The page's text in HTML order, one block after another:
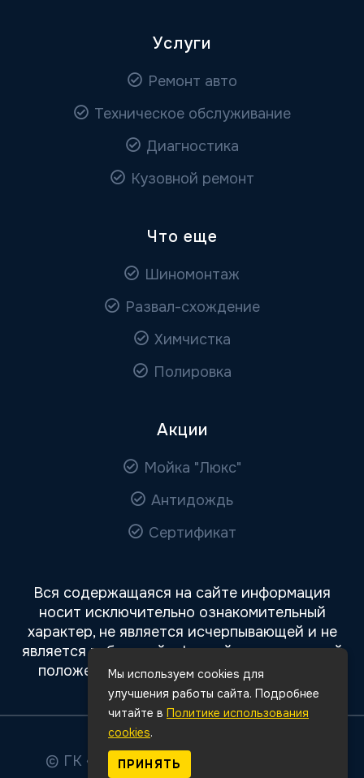
Услуги
Ремонт авто
Техническое обслуживание
Диагностика
Кузовной ремонт
Что еще
Шиномонтаж
Развал-схождение
Химчистка
Полировка
Акции
Мойка "Люкс"
Антидождь
Сертификат
Вся содержащаяся на сайте информация
носит исключительно ознакомительный
характер, не является исчерпывающей и не
является публичной офертой, определяемой
положениями статьи 437 Гражданского
кодекса РФ.
© ГК «Авто Премиум»
Мы используем cookies для
улучшения работы сайта. Подробнее
читайте в Политике использования
cookies.
ПРИНЯТЬ